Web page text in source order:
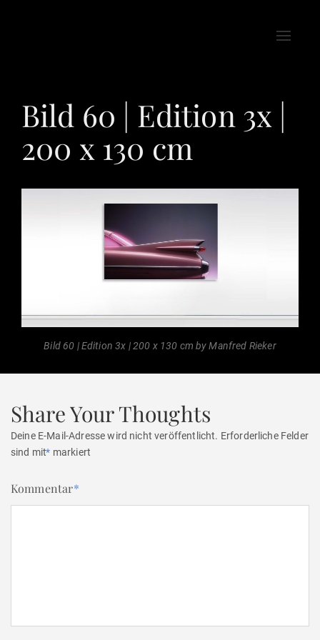
Toggle
Bild 60 | Edition 3x |
200 x 130 cm
Bild 60 | Edition 3x | 200 x 130 cm by Manfred Rieker
Share Your Thoughts
Deine E-Mail-Adresse wird nicht veröffentlicht. Erforderliche Felder
sind mit* markiert
Kommentar*